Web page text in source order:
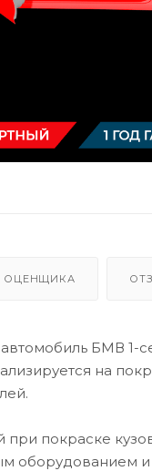
ОЦЕНЩИКА
БМВ 1-
на
покраске
и